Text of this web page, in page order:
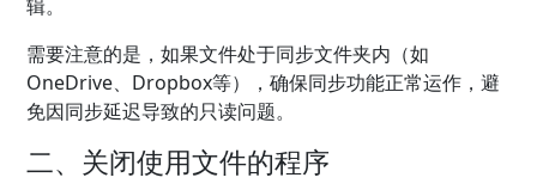
辑。
需要注意的是，如果文件处于同步文件夹内（如
OneDrive、Dropbox等），确保同步功能正常运作，避
免因同步延迟导致的只读问题。
二、关闭使用文件的程序